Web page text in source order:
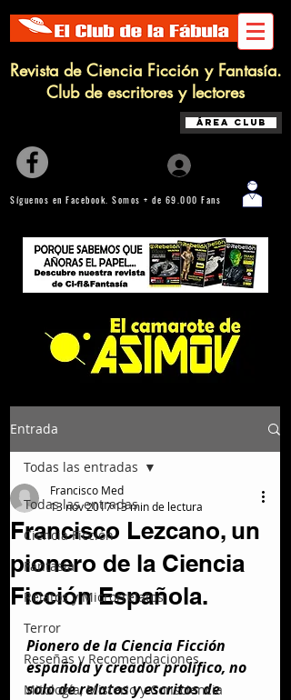
Revista de Ciencia Ficción y Fantasía.
Club de escritores y lectores
Área Club
Síguenos en Facebook. Somos + de 69.000 Fans
Entrada
Todas las entradas
Ciencia Ficción
Fantasía
Relatos y Microrrelatos
Terror
Reseñas y Recomendaciones
Mitología, Misterio y Consciencia
Todas las entradas
Francisco Lezcano, un
pionero de la Ciencia
Ficción Española.
Francisco Med
13 nov 201713 min de lectura
Pionero de la Ciencia Ficción
española y creador prolífico, no
solo de relatos y escritos de